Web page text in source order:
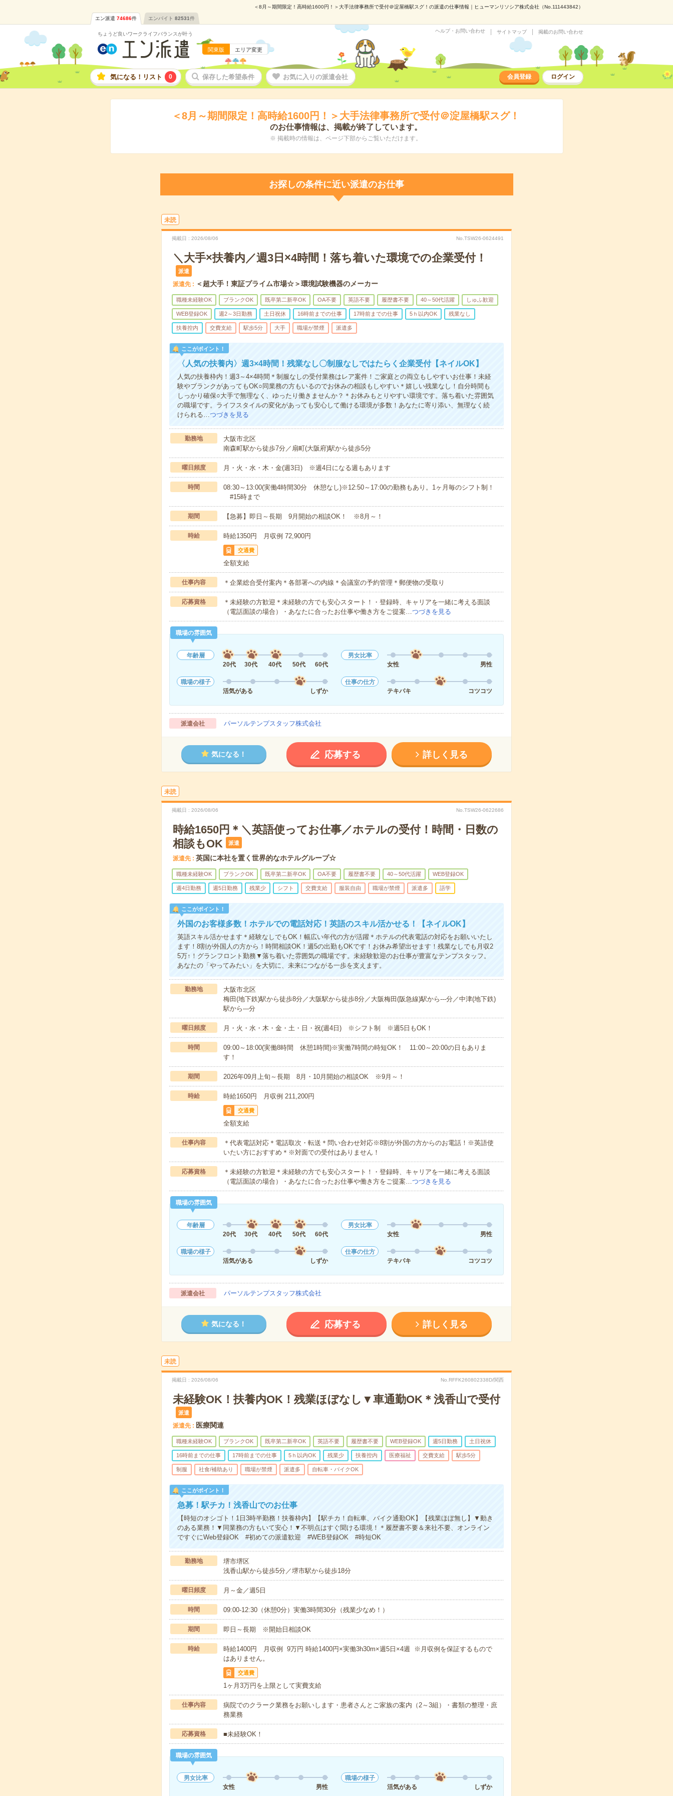
＜8月～期間限定！高時給1600円！＞大手法律事務所で受付＠淀屋橋駅スグ！の派遣の仕事情報｜ヒューマンリソシア株式会社（No.111443842）
エン派遣 74686件 エンバイト 82531件
ちょうど良いワークライフバランスが叶う
関東版 エリア変更
ヘルプ・お問い合わせ サイトマップ 掲載のお問い合わせ
気になる！リスト 0 保存した希望条件 お気に入りの派遣会社 会員登録 ログイン
＜8月～期間限定！高時給1600円！＞大手法律事務所で受付＠淀屋橋駅スグ！
のお仕事情報は、掲載が終了しています。
※ 掲載時の情報は、ページ下部からご覧いただけます。
お探しの条件に近い派遣のお仕事
未読
掲載日 2026/08/06 No.TSW26-0624491
＼大手×扶養内／週3日×4時間！落ち着いた環境での企業受付！
派遣
派遣先 ＜超大手！東証プライム市場☆＞環境試験機器のメーカー
職種未経験OK ブランクOK 既卒第二新卒OK OA不要 英語不要 履歴書不要 40～50代活躍 しゅふ歓迎
WEB登録OK 週2～3日勤務 土日祝休 16時前までの仕事 17時前までの仕事 5ｈ以内OK 残業なし
扶養控内 交費支給 駅歩5分 大手 職場が禁煙 派遣多
ここがポイント！
〈人気の扶養内〉週3×4時間！残業なし〇制服なしではたらく企業受付【ネイルOK】
人気の扶養枠内！週3～4×4時間＊制服なしの受付業務はレア案件！ご家庭との両立もしやすいお仕事！未経
験やブランクがあってもOK○同業務の方もいるのでお休みの相談もしやすい＊嬉しい残業なし！自分時間も
しっかり確保○大手で無理なく、ゆったり働きませんか？＊お休みもとりやすい環境です。落ち着いた雰囲気
の職場です。ライフスタイルの変化があっても安心して働ける環境が多数！あなたに寄り添い、無理なく続
けられる…つづきを見る
勤務地
大阪市北区
南森町駅から徒歩7分／扇町(大阪府)駅から徒歩5分
曜日頻度 月・火・水・木・金(週3日) ※週4日になる週もあります
時間
08:30～13:00(実働4時間30分 休憩なし)※12:50～17:00の勤務もあり。1ヶ月毎のシフト制！
#15時まで
期間 【急募】即日～長期 9月開始の相談OK！ ※8月～！
時給 時給1350円 月収例 72,900円
交通費
全額支給
仕事内容 ＊企業総合受付案内＊各部署への内線＊会議室の予約管理＊郵便物の受取り
応募資格
＊未経験の方歓迎＊未経験の方でも安心スタート！・登録時、キャリアを一緒に考える面談
（電話面談の場合）・あなたに合ったお仕事や働き方をご提案…つづきを見る
職場の雰囲気
年齢層
20代
30代 40代 50代 60代
男女比率
女性
男性
職場の様子
活気がある
しずか
仕事の仕方
テキパキ
コツコツ
派遣会社 パーソルテンプスタッフ株式会社
気になる！ 応募する 詳しく見る
未読
掲載日 2026/08/06 No.TSW26-0622686
時給1650円＊＼英語使ってお仕事／ホテルの受付！時間・日数の
相談もOK
派遣
派遣先 英国に本社を置く世界的なホテルグループ☆
職種未経験OK ブランクOK 既卒第二新卒OK OA不要 履歴書不要 40～50代活躍 WEB登録OK
週4日勤務 週5日勤務 残業少 シフト 交費支給 服装自由 職場が禁煙 派遣多 語学
ここがポイント！
外国のお客様多数！ホテルでの電話対応！英語のスキル活かせる！【ネイルOK】
英語スキル活かせます＊経験なしでもOK！幅広い年代の方が活躍＊ホテルの代表電話の対応をお願いいたし
ます！8割が外国人の方から！時間相談OK！週5の出勤もOKです！お休み希望出せます！残業なしでも月収2
5万↑！グランフロント勤務▼落ち着いた雰囲気の職場です。未経験歓迎のお仕事が豊富なテンプスタッフ。
あなたの「やってみたい」を大切に、未来につながる一歩を支えます。
勤務地
大阪市北区
梅田(地下鉄)駅から徒歩8分／大阪駅から徒歩8分／大阪梅田(阪急線)駅から---分／中津(地下鉄)
駅から---分
曜日頻度 月・火・水・木・金・土・日・祝(週4日) ※シフト制 ※週5日もOK！
時間
09:00～18:00(実働8時間 休憩1時間)※実働7時間の時短OK！ 11:00～20:00の日もありま
す！
期間 2026年09月上旬～長期 8月・10月開始の相談OK ※9月～！
時給 時給1650円 月収例 211,200円
交通費
全額支給
仕事内容
＊代表電話対応＊電話取次・転送＊問い合わせ対応※8割が外国の方からのお電話！※英語使
いたい方におすすめ＊※対面での受付はありません！
応募資格
＊未経験の方歓迎＊未経験の方でも安心スタート！・登録時、キャリアを一緒に考える面談
（電話面談の場合）・あなたに合ったお仕事や働き方をご提案…つづきを見る
職場の雰囲気
年齢層
20代
30代 40代 50代 60代
男女比率
女性
男性
職場の様子
活気がある
しずか
仕事の仕方
テキパキ
コツコツ
派遣会社 パーソルテンプスタッフ株式会社
気になる！ 応募する 詳しく見る
未読
掲載日 2026/08/06 No.RFFK260802338D/関西
未経験OK！扶養内OK！残業ほぼなし▼車通勤OK＊浅香山で受付
派遣
派遣先 医療関連
職種未経験OK ブランクOK 既卒第二新卒OK 英語不要 履歴書不要 WEB登録OK 週5日勤務 土日祝休
16時前までの仕事 17時前までの仕事 5ｈ以内OK 残業少 扶養控内 医療福祉 交費支給 駅歩5分
制服 社食/補助あり 職場が禁煙 派遣多 自転車・バイクOK
ここがポイント！
急募！駅チカ！浅香山でのお仕事
【時短のオシゴト！1日3時半勤務！扶養枠内】【駅チカ！自転車、バイク通勤OK】【残業ほぼ無し】▼動き
のある業務！▼同業務の方もいて安心！▼不明点はすぐ聞ける環境！＊履歴書不要＆来社不要、オンライン
ですぐにWeb登録OK #初めての派遣歓迎 #WEB登録OK #時短OK
勤務地
堺市堺区
浅香山駅から徒歩5分／堺市駅から徒歩18分
曜日頻度 月～金／週5日
時間 09:00-12:30（休憩0分）実働3時間30分（残業少なめ！）
期間 即日～長期 ※開始日相談OK
時給
時給1400円 月収例 9万円 時給1400円×実働3h30m×週5日×4週 ※月収例を保証するもので
はありません。
交通費
1ヶ月3万円を上限として実費支給
仕事内容
病院でのクラーク業務をお願いします・患者さんとご家族の案内（2～3組）・書類の整理・庶
務業務
応募資格 ■未経験OK！
職場の雰囲気
男女比率
女性
男性
職場の様子
活気がある
しずか